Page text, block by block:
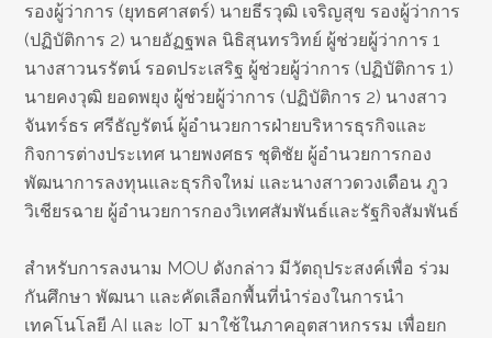
รองผู้ว่าการ (ยุทธศาสตร์) นายธีรวุฒิ เจริญสุข รองผู้ว่าการ
(ปฏิบัติการ 2) นายอัฏฐพล นิธิสุนทรวิทย์ ผู้ช่วยผู้ว่าการ 1
นางสาวนรรัตน์ รอดประเสริฐ ผู้ช่วยผู้ว่าการ (ปฏิบัติการ 1)
นายคงวุฒิ ยอดพยุง ผู้ช่วยผู้ว่าการ (ปฏิบัติการ 2) นางสาว
จันทร์ธร ศรีธัญรัตน์ ผู้อำนวยการฝ่ายบริหารธุรกิจและ
กิจการต่างประเทศ นายพงศธร ชุติชัย ผู้อำนวยการกอง
พัฒนาการลงทุนและธุรกิจใหม่ และนางสาวดวงเดือน ภูว
วิเชียรฉาย ผู้อำนวยการกองวิเทศสัมพันธ์และรัฐกิจสัมพันธ์
สำหรับการลงนาม MOU ดังกล่าว มีวัตถุประสงค์เพื่อ ร่วม
กันศึกษา พัฒนา และคัดเลือกพื้นที่นำร่องในการนำ
เทคโนโลยี AI และ IoT มาใช้ในภาคอุตสาหกรรม เพื่อยก